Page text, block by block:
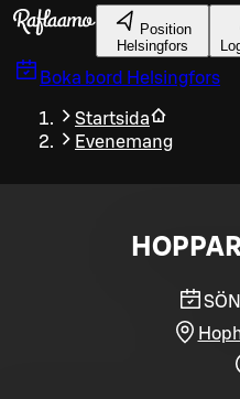
Gå till huvudinnehållet
Position
Helsingfors
Boka bord Helsingfors
Startsida
Evenemang